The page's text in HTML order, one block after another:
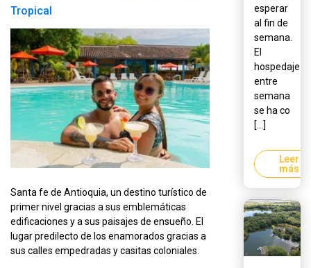
Tropical
Santa fe de Antioquia, un destino turístico de
primer nivel gracias a sus emblemáticas
edificaciones y a sus paisajes de ensueño. El
lugar predilecto de los enamorados gracias a
sus calles empedradas y casitas coloniales.
esperar
al fin de
semana.
El
hospedaje
entre
semana
se ha co
[...]
Leer
más